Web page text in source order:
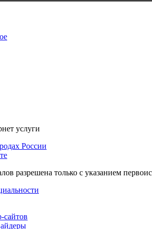
услуги
России
разрешена только с указанием
сайтов